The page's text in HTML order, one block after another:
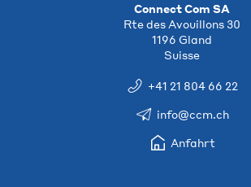
Connect Com SA
Rte des Avouillons 30
1196 Gland
Suisse
+41 21 804 66 22
info@ccm.ch
Anfahrt